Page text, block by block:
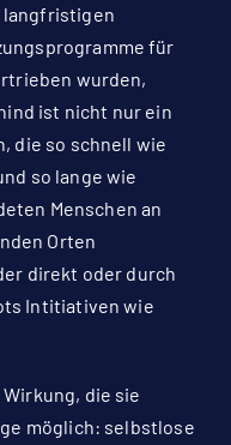
langfristigen
für
wurden,
ist nicht nur ein
die so schnell wie
so lange wie
Menschen an
Orten
direkt oder durch
Intitiativen wie
die sie
möglich: selbstlose